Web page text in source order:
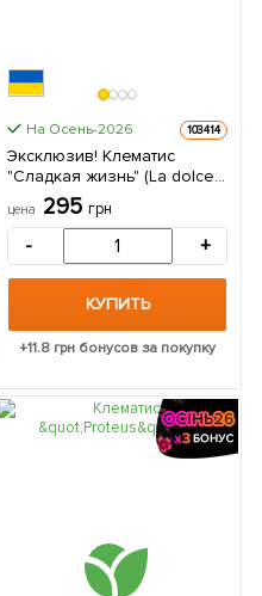
На Осень-2026 103414
Эксклюзив! Клематис
"Сладкая жизнь" (La dolce
vita) (крупноцветковый
сорт) 1 саженец в упаковке
цена 295 грн
- +
КУПИТЬ
+11.8грн бонусов за покупку